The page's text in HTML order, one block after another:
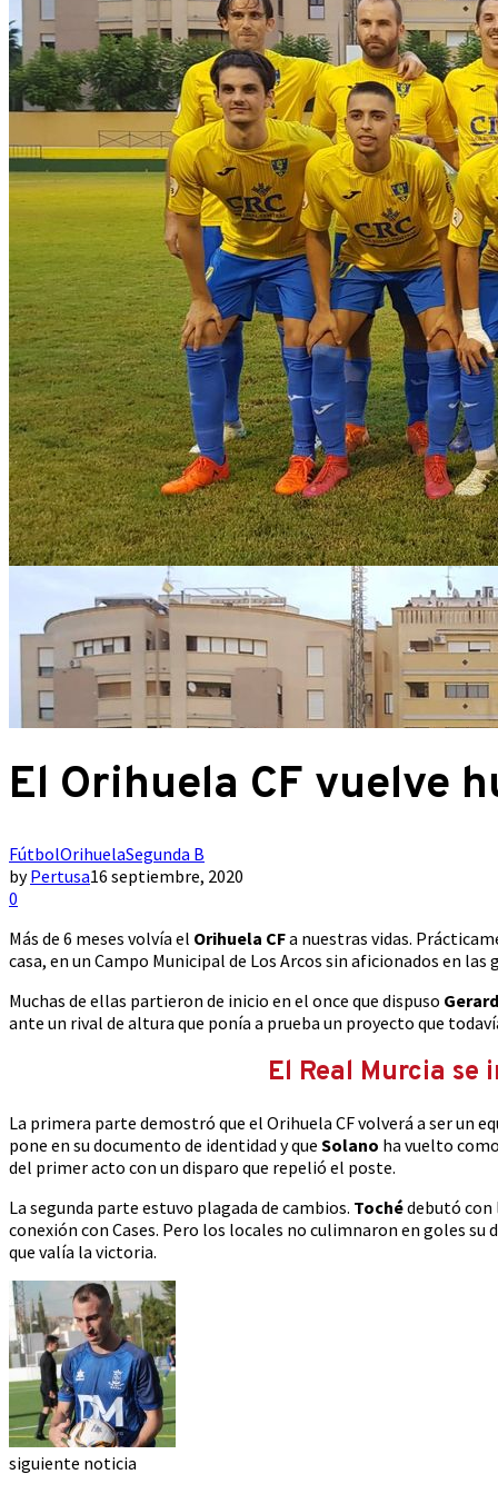
El Orihuela CF vuelve
FútbolOrihuelaSegunda B
byPertusa16 septiembre, 2020
0
Más de 6 meses volvía el Orihuela CFa nuestras vidas.
casa, en un Campo Municipal de Los Arcos sin aficionados en
Muchas de ellas partieron de inicio en el once que dispuso
ante un rival de altura que ponía a prueba un proyecto que
El Real Murcia se
La primera parte demostró que el Orihuela CF volverá a ser un
pone en su documento de identidad y que Solano ha vuelto
del primer acto con un disparo que repelió el poste.
La segunda parte estuvo plagada de cambios. Tochédebutó con
conexión con Cases. Pero los locales no culimnaron en goles
que valía la victoria.
siguiente noticia